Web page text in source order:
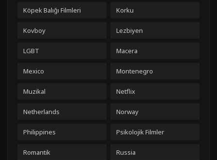
Köpek Balığı Filmleri Korku
Kovboy Lezbiyen
LGBT Macera
Mexico Montenegro
Muzikal Netflix
Netherlands Norway
Philippines Psikolojik Filmler
Romantik Russia